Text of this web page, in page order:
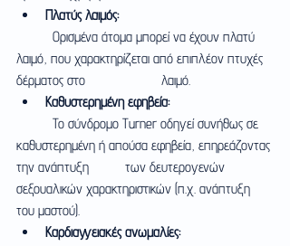
Πλατύς λαιμός:
λαιμό, που χαρακτηρίζεται από επιπλέον πτυχές
δέρματος στο 		λαιμό.
Καθυστερημένη εφηβεία:
καθυστερημένη ή απούσα εφηβεία, επηρεάζοντας
την ανάπτυξη 	των δευτερογενών
σεξουαλικών χαρακτηριστικών (π.χ. ανάπτυξη
του μαστού).
Καρδιαγγειακές ανωμαλίες: